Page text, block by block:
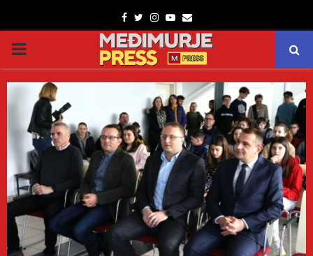
Facebook
TwitterInstagram
Youtube
Email
PRIMARY
MENU